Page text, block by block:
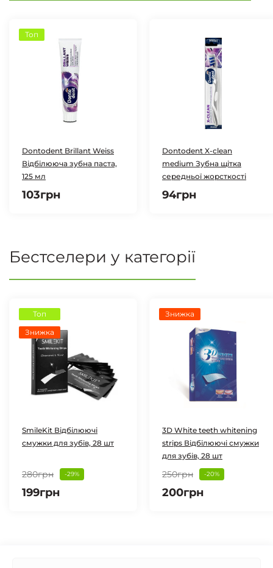
Топ
Dontodent Brillant Weiss
Відбілююча зубна паста,
125 мл
103грн
Dontodent X-clean
medium Зубна щітка
середньої жорсткості
94грн
Бестселери у категорії
Топ
Знижка
SmileKit Відбілюючі
смужки для зубів, 28 шт
280грн -29%
199грн
Знижка
3D White teeth whitening
strips Відбілюючі смужки
для зубів, 28 шт
250грн -20%
200грн